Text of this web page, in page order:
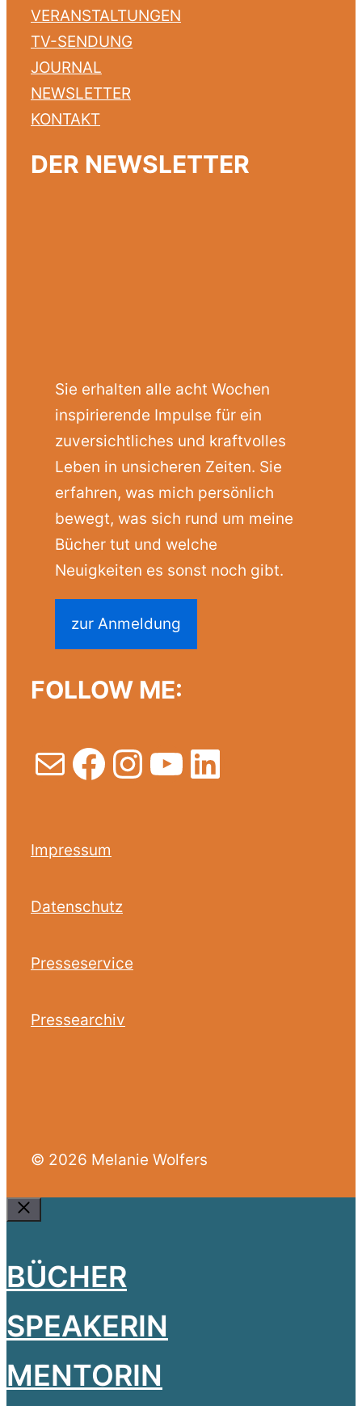
VERANSTALTUNGEN
TV-SENDUNG
JOURNAL
NEWSLETTER
KONTAKT
DER NEWSLETTER
Sie erhalten alle acht Wochen
inspirierende Impulse für ein
zuversichtliches und kraftvolles
Leben in unsicheren Zeiten. Sie
erfahren, was mich persönlich
bewegt, was sich rund um meine
Bücher tut und welche
Neuigkeiten es sonst noch gibt.
zur Anmeldung
FOLLOW ME:
E-MailFacebook
Instagram
YouTube
LinkedIn
Impressum
Datenschutz
Presseservice
Pressearchiv
© 2026 Melanie Wolfers
Close
BÜCHER
SPEAKERIN
MENTORIN